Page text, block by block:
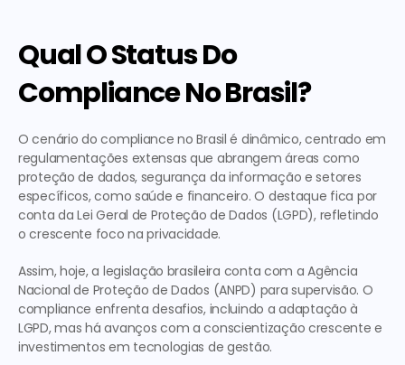
Qual O Status Do
Compliance No Brasil?
O cenário do compliance no Brasil é dinâmico, centrado em
regulamentações extensas que abrangem áreas como
proteção de dados, segurança da informação e setores
específicos, como saúde e financeiro. O destaque fica por
conta da Lei Geral de Proteção de Dados (LGPD), refletindo
o crescente foco na privacidade.
Assim, hoje, a legislação brasileira conta com a Agência
Nacional de Proteção de Dados (ANPD) para supervisão. O
compliance enfrenta desafios, incluindo a adaptação à
LGPD, mas há avanços com a conscientização crescente e
investimentos em tecnologias de gestão.